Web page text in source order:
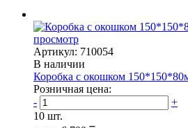
просмотр
Артикул: 710054
В наличии
Коробка с окошком
Розничная цена:
-
+
10 шт.